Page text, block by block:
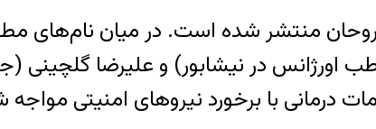
منتشر شده است. در میان نام‌های
در نیشابور) و علیرضا گلچینی
درمانی با برخورد نیروهای امنیتی مواجه